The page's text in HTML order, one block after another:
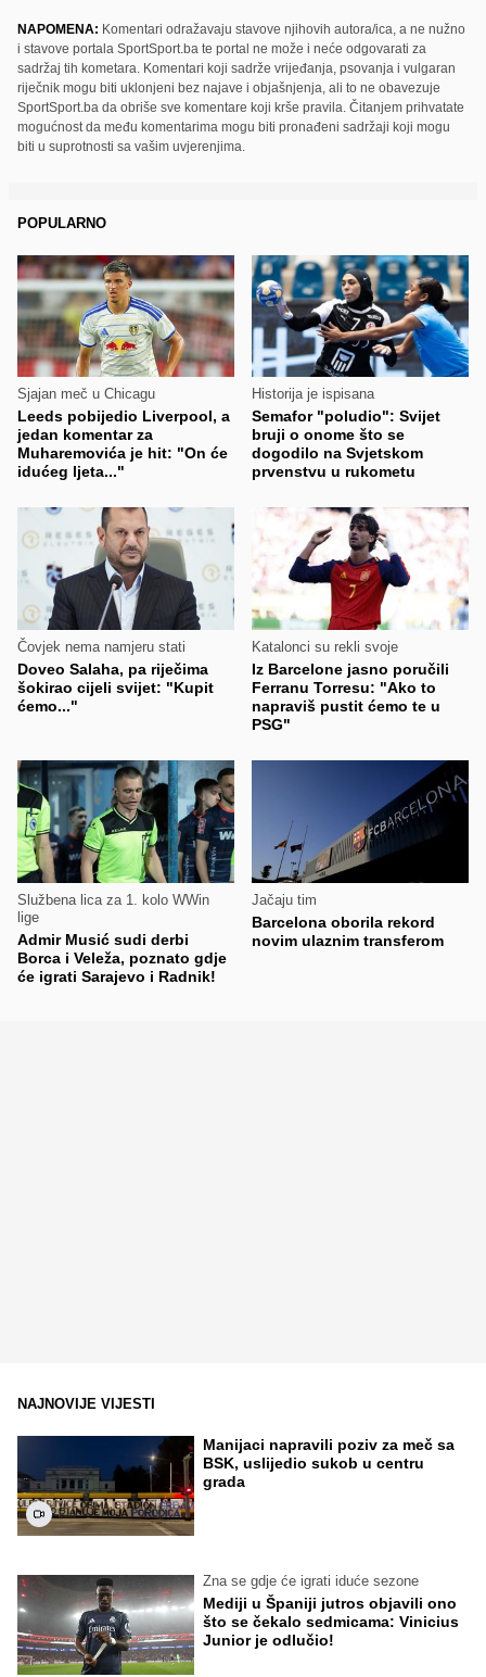
NAPOMENA: Komentari odražavaju stavove njihovih autora/ica, a ne nužno
i stavove portala SportSport.ba te portal ne može i neće odgovarati za
sadržaj tih kometara. Komentari koji sadrže vrijeđanja, psovanja i vulgaran
riječnik mogu biti uklonjeni bez najave i objašnjenja, ali to ne obavezuje
SportSport.ba da obriše sve komentare koji krše pravila. Čitanjem prihvatate
mogućnost da među komentarima mogu biti pronađeni sadržaji koji mogu
biti u suprotnosti sa vašim uvjerenjima.
POPULARNO
Sjajan meč u Chicagu
Leeds pobijedio Liverpool, a
jedan komentar za
Muharemovića je hit: "On će
idućeg ljeta..."
Historija je ispisana
Semafor "poludio": Svijet
bruji o onome što se
dogodilo na Svjetskom
prvenstvu u rukometu
Čovjek nema namjeru stati
Doveo Salaha, pa riječima
šokirao cijeli svijet: "Kupit
ćemo..."
Katalonci su rekli svoje
Iz Barcelone jasno poručili
Ferranu Torresu: "Ako to
napraviš pustit ćemo te u
PSG"
Službena lica za 1. kolo WWin
lige
Admir Musić sudi derbi
Borca i Veleža, poznato gdje
će igrati Sarajevo i Radnik!
Jačaju tim
Barcelona oborila rekord
novim ulaznim transferom
NAJNOVIJE VIJESTI
Manijaci napravili poziv za meč sa
BSK, uslijedio sukob u centru
grada
Zna se gdje će igrati iduće sezone
Mediji u Španiji jutros objavili ono
što se čekalo sedmicama: Vinicius
Junior je odlučio!